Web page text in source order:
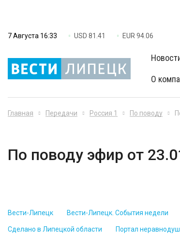
7 Августа 16:33 USD 81.41 EUR 94.06
О
Главная Передачи Россия 1 По поводу
По поводу эфир от
Вести-Липецк Вести-Липецк. События недели
Сделано в Липецкой области Портал